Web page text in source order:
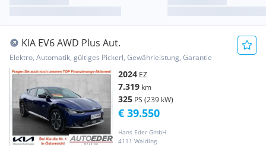
KIA EV6 AWD Plus Aut.
Elektro, Automatik, gültiges Pickerl, Gewährleistung, Garantie
2024 EZ
7.319 km
325 PS (239 kW)
Hans Eder GmbH
4111 Walding
€ 39.550